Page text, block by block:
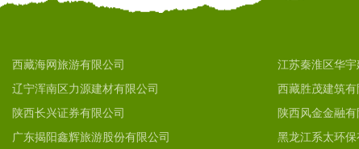
西藏海网旅游有限公司 江苏秦淮区华宇
辽宁浑南区力源建材有限公司
西藏胜茂建筑有
陕西长兴证券有限公司
陕西风金金融有
广东揭阳鑫辉旅游股份有限公司
黑龙江系太环保